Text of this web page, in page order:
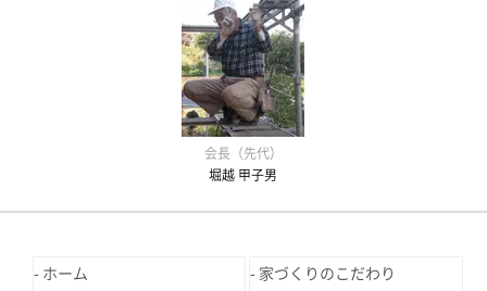
会長（先代）
堀越 甲子男
ホーム 家づくりのこだわり